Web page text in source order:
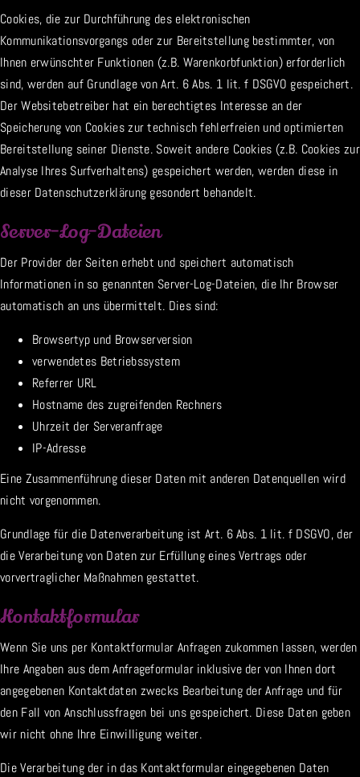
Cookies, die zur Durchführung des elektronischen
Kommunikationsvorgangs oder zur Bereitstellung bestimmter, von
Ihnen erwünschter Funktionen (z.B. Warenkorbfunktion) erforderlich
sind, werden auf Grundlage von Art. 6 Abs. 1 lit. f DSGVO gespeichert.
Der Websitebetreiber hat ein berechtigtes Interesse an der
Speicherung von Cookies zur technisch fehlerfreien und optimierten
Bereitstellung seiner Dienste. Soweit andere Cookies (z.B. Cookies zur
Analyse Ihres Surfverhaltens) gespeichert werden, werden diese in
dieser Datenschutzerklärung gesondert behandelt.
Server-Log-Dateien
Der Provider der Seiten erhebt und speichert automatisch
Informationen in so genannten Server-Log-Dateien, die Ihr Browser
automatisch an uns übermittelt. Dies sind:
Browsertyp und Browserversion
verwendetes Betriebssystem
Referrer URL
Hostname des zugreifenden Rechners
Uhrzeit der Serveranfrage
IP-Adresse
Eine Zusammenführung dieser Daten mit anderen Datenquellen wird
nicht vorgenommen.
Grundlage für die Datenverarbeitung ist Art. 6 Abs. 1 lit. f DSGVO, der
die Verarbeitung von Daten zur Erfüllung eines Vertrags oder
vorvertraglicher Maßnahmen gestattet.
Kontaktformular
Wenn Sie uns per Kontaktformular Anfragen zukommen lassen, werden
Ihre Angaben aus dem Anfrageformular inklusive der von Ihnen dort
angegebenen Kontaktdaten zwecks Bearbeitung der Anfrage und für
den Fall von Anschlussfragen bei uns gespeichert. Diese Daten geben
wir nicht ohne Ihre Einwilligung weiter.
Die Verarbeitung der in das Kontaktformular eingegebenen Daten